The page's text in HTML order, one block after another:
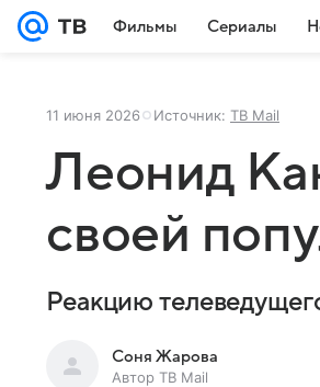
Фильмы Сериалы
11 июня 2026 Источник: ТВ Mail
Леонид
своей
Реакцию
Соня Жарова
Автор ТВ Mail